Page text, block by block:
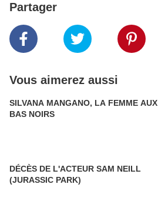
Partager
Vous aimerez aussi
SILVANA MANGANO, LA FEMME AUX
BAS NOIRS
DÉCÈS DE L'ACTEUR SAM NEILL
(JURASSIC PARK)